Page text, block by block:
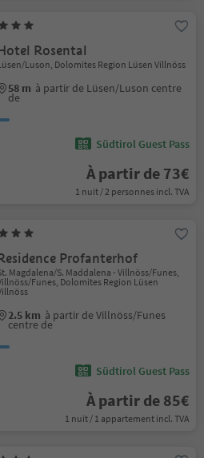
Rosental
Luson, Dolomites Region Lüsen Villnöss
58 m à partir de Lüsen/Luson centre
de
Südtirol Guest Pass
À partir de 73€
1 nuit / 2 personnes incl. TVA
Profanterhof
Magdalena/S. Maddalena - Villnöss/Funes,
Funes, Dolomites Region Lüsen
2.5 km à partir de Villnöss/Funes
centre de
Südtirol Guest Pass
À partir de 85€
1 nuit / 1 appartement incl. TVA